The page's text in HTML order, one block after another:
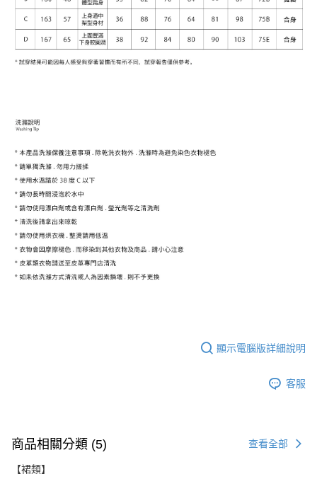
顯示電腦版詳細說明
客服
商品相關分類 (5) 查看全部
【裙類】